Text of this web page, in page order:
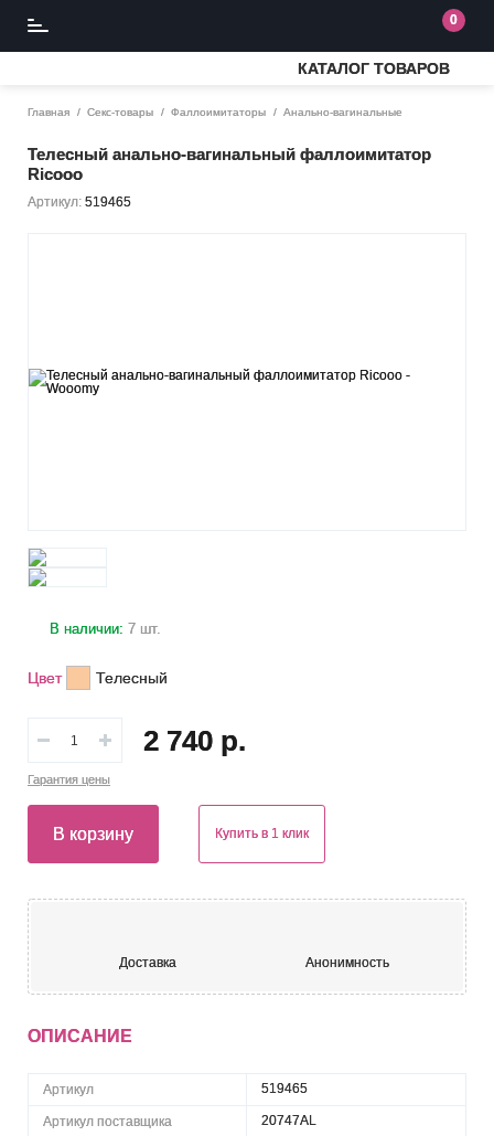
0
КАТАЛОГ ТОВАРОВ
Главная Секс-товары Фаллоимитаторы Анально-вагинальные
Телесный анально-вагинальный фаллоимитатор
Ricooo
Артикул: 519465
В наличии: 7 шт.
Цвет Телесный
Гарантия цены
2 740 р.
В корзину Купить в 1 клик
Доставка Анонимность
ОПИСАНИЕ
Артикул 519465
Артикул поставщика 20747AL